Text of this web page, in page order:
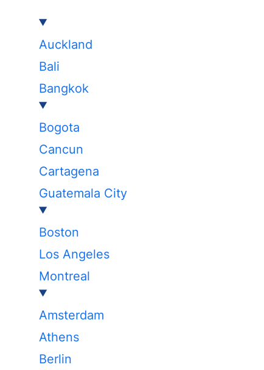
Auckland
Bali
Bangkok
Bogota
Cancun
Cartagena
Guatemala City
Boston
Los Angeles
Montreal
Amsterdam
Athens
Berlin